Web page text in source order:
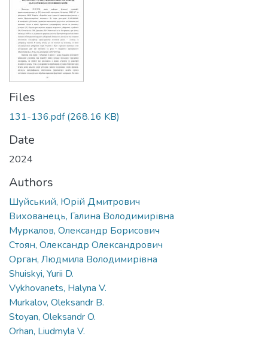
Files
131-136.pdf(268.16 KB)
Date
2024
Authors
Шуйський, Юрій Дмитрович
Вихованець, Галина Володимирівна
Муркалов, Олександр Борисович
Стоян, Олександр Олександрович
Орган, Людмила Володимирівна
Shuiskyi, Yurii D.
Vykhovanets, Halyna V.
Murkalov, Oleksandr B.
Stoyan, Oleksandr O.
Orhan, Liudmyla V.